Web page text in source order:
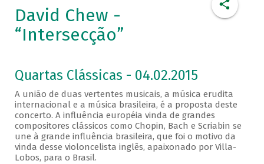
David Chew -
“Intersecção”
Quartas Clássicas - 04.02.2015
A união de duas vertentes musicais, a música erudita
internacional e a música brasileira, é a proposta deste
concerto. A influência européia vinda de grandes
compositores clássicos como Chopin, Bach e Scriabin se
une à grande influência brasileira, que foi o motivo da
vinda desse violoncelista inglês, apaixonado por Villa-
Lobos, para o Brasil.